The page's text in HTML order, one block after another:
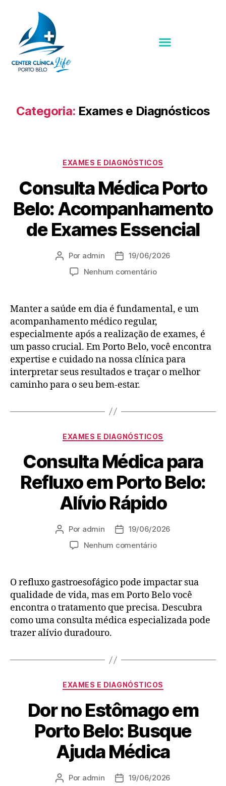
Categoria: Exames e Diagnósticos
EXAMES E DIAGNÓSTICOS
Consulta Médica Porto
Belo: Acompanhamento
de Exames Essencial
Por admin
19/06/2026
Nenhum comentário
Manter a saúde em dia é fundamental, e um
acompanhamento médico regular,
especialmente após a realização de exames, é
um passo crucial. Em Porto Belo, você encontra
expertise e cuidado na nossa clínica para
interpretar seus resultados e traçar o melhor
caminho para o seu bem-estar.
EXAMES E DIAGNÓSTICOS
Consulta Médica para
Refluxo em Porto Belo:
Alívio Rápido
Por admin
19/06/2026
Nenhum comentário
O refluxo gastroesofágico pode impactar sua
qualidade de vida, mas em Porto Belo você
encontra o tratamento que precisa. Descubra
como uma consulta médica especializada pode
trazer alívio duradouro.
EXAMES E DIAGNÓSTICOS
Dor no Estômago em
Porto Belo: Busque
Ajuda Médica
Por admin
19/06/2026